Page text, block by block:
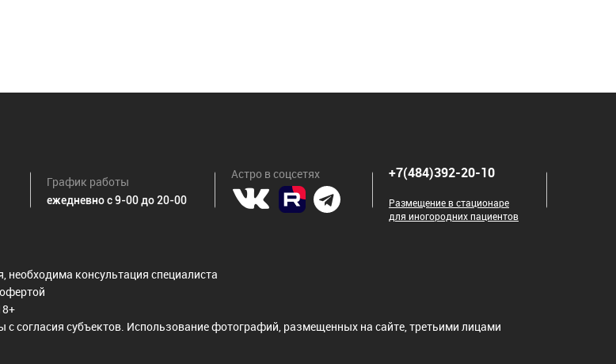
График работы
ежедневно с 9-00 до 20-00
Астро в соцсетях +7(484)392-20-10
Размещение в стационаре
для иногородних пациентов
консультация специалиста
согласия субъектов. Использование фотографий, размещенных на сайте, третьими лицами